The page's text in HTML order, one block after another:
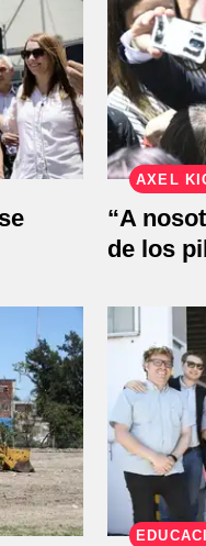
AXEL
“A
de los